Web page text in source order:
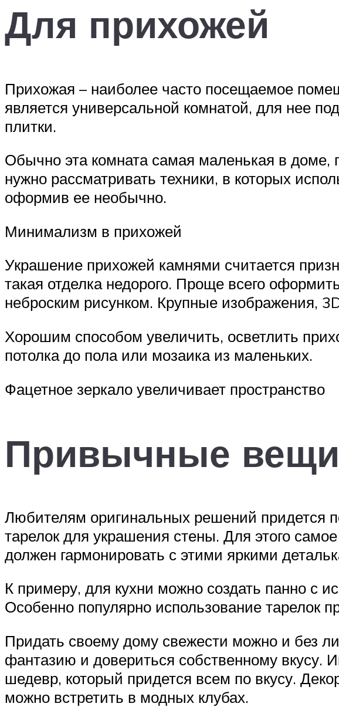
Для прихожей
Прихожая – наиболее часто посещаемое
является универсальной комнатой, для нее
плитки.
Обычно эта комната самая маленькая в
нужно рассматривать техники, в которых
оформив ее необычно.
Минимализм в прихожей
Украшение прихожей камнями считается
такая отделка недорого. Проще всего
неброским рисунком. Крупные изображения,
Хорошим способом увеличить, осветлить
потолка до пола или мозаика из маленьких.
Фацетное зеркало увеличивает пространство
Привычные вещи
Любителям оригинальных решений придется
тарелок для украшения стены. Для этого
должен гармонировать с этими яркими
К примеру, для кухни можно создать панно с
Особенно популярно использование тарелок
Придать своему дому свежести можно и без
фантазию и довериться собственному вкусу.
шедевр, который придется всем по вкусу.
можно встретить в модных клубах.